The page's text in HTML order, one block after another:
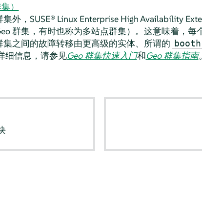
）
外，SUSE® Linux Enterprise High Availability
群集，有时也称为多站点群集）。这意味着，每
之间的故障转移由更高级的实体、所谓的 booth
细信息，请参见Geo 群集快速入门和Geo 群集指南。